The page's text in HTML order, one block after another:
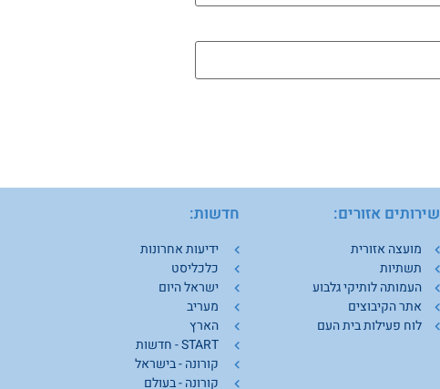
שירותים אזורים:
מועצה אזורית
תשתיות
העמותה לותיקי גלבוע
אתר הקיבוצים
לוח פעילות בית העם
חדשות:
ידיעות אחרונות
כלכליסט
ישראל היום
מעריב
הארץ
START - חדשות
קורונה - בישראל
קורונה - בעולם